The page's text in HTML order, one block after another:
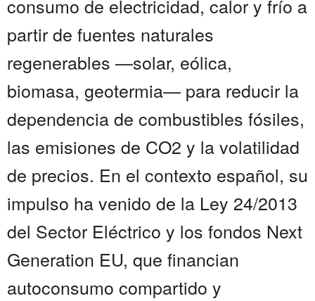
consumo de electricidad, calor y frío a
partir de fuentes naturales
regenerables —solar, eólica,
biomasa, geotermia— para reducir la
dependencia de combustibles fósiles,
las emisiones de CO2 y la volatilidad
de precios. En el contexto español, su
impulso ha venido de la Ley 24/2013
del Sector Eléctrico y los fondos Next
Generation EU, que financian
autoconsumo compartido y